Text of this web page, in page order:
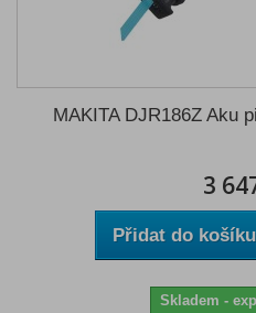
MAKITA DJR186Z Aku
3
Přidat do košíku
Skladem -